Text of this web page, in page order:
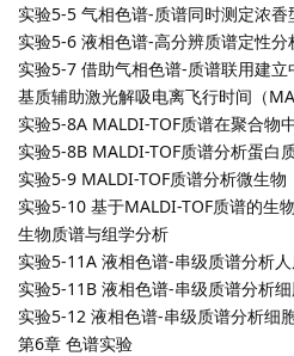
实验5-5 气相色谱-质谱同时测定浓
实验5-6 液相色谱-高分辨质谱定性
实验5-7 借助气相色谱-质谱联用建
基质辅助激光解吸电离飞行时间（
实验5-8A MALDI-TOF质谱在聚合物
实验5-8B MALDI-TOF质谱分析蛋白
实验5-9 MALDI-TOF质谱分析微生物
实验5-10 基于MALDI-TOF质谱的生
生物质谱与组学分析
实验5-11A 液相色谱-串级质谱分析
实验5-11B 液相色谱-串级质谱分析
实验5-12 液相色谱-串级质谱分析细
第6章 色谱实验